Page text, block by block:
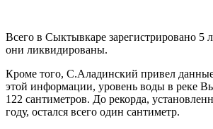
Всего в Сыктывкаре зарегистрировано 5
они ликвидированы.
Кроме того, С.Аладинский привел
этой информации, уровень воды в реке
122 сантиметров. До рекорда,
году, остался всего один сантиметр.